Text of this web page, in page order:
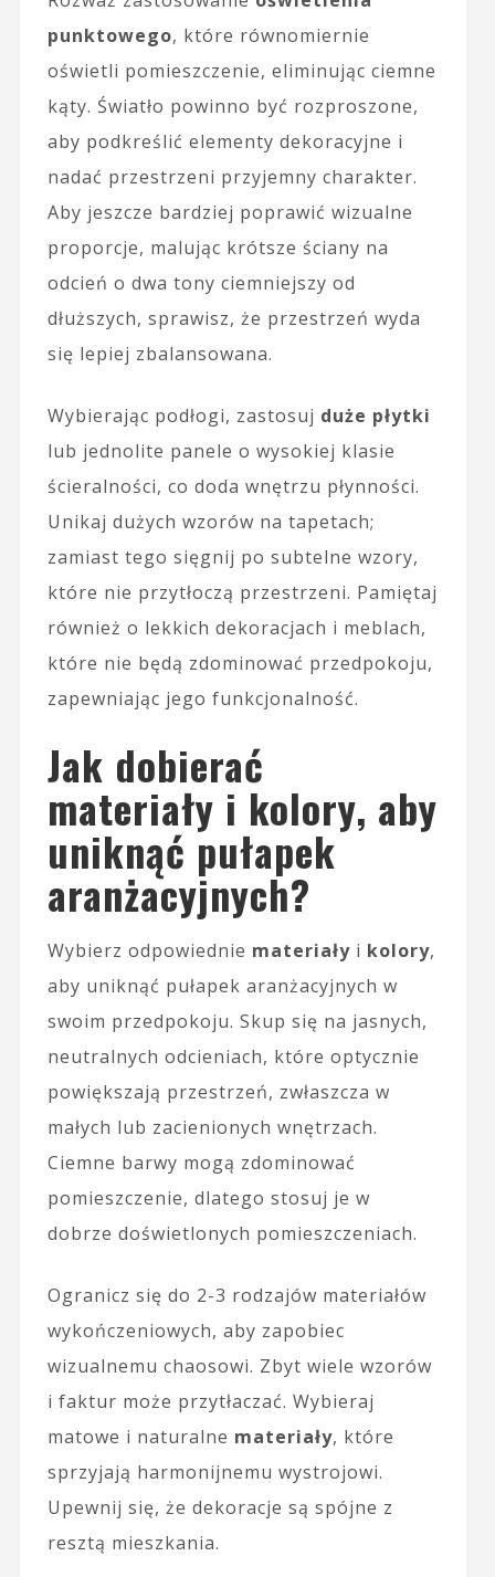
punktowego, które równomiernie
oświetli pomieszczenie, eliminując ciemne
kąty. Światło powinno być rozproszone,
aby podkreślić elementy dekoracyjne i
nadać przestrzeni przyjemny charakter.
Aby jeszcze bardziej poprawić wizualne
proporcje, malując krótsze ściany na
odcień o dwa tony ciemniejszy od
dłuższych, sprawisz, że przestrzeń wyda
się lepiej zbalansowana.
Wybierając podłogi, zastosuj duże płytki
lub jednolite panele o wysokiej klasie
ścieralności, co doda wnętrzu płynności.
Unikaj dużych wzorów na tapetach;
zamiast tego sięgnij po subtelne wzory,
które nie przytłoczą przestrzeni. Pamiętaj
również o lekkich dekoracjach i meblach,
które nie będą zdominować przedpokoju,
zapewniając jego funkcjonalność.
Jak dobierać
materiały i kolory, aby
uniknąć pułapek
aranżacyjnych?
Wybierz odpowiednie materiałyi kolory,
aby uniknąć pułapek aranżacyjnych w
swoim przedpokoju. Skup się na jasnych,
neutralnych odcieniach, które optycznie
powiększają przestrzeń, zwłaszcza w
małych lub zacienionych wnętrzach.
Ciemne barwy mogą zdominować
pomieszczenie, dlatego stosuj je w
dobrze doświetlonych pomieszczeniach.
Ogranicz się do 2-3 rodzajów materiałów
wykończeniowych, aby zapobiec
wizualnemu chaosowi. Zbyt wiele wzorów
i faktur może przytłaczać. Wybieraj
matowe i naturalne materiały, które
sprzyjają harmonijnemu wystrojowi.
Upewnij się, że dekoracje są spójne z
resztą mieszkania.